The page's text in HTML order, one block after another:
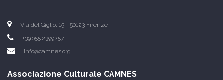
Via del Giglio, 15 - 50123 Firenze
+39.055.2399257
info@camnes.org
Associazione Culturale CAMNES